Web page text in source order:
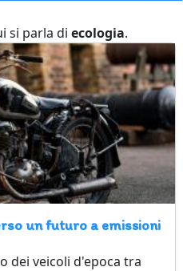
si parla di ecologia.
un futuro a emissioni
dei veicoli d'epoca tra